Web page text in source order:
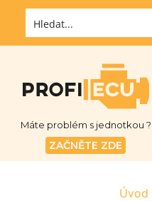
Máte problém s jednotkou ?
ZAČNĚTE ZDE
Úvod